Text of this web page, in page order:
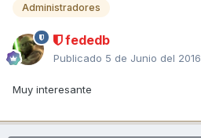
Administradores
fededb
Publicado 5 de Junio del 2016
Muy interesante